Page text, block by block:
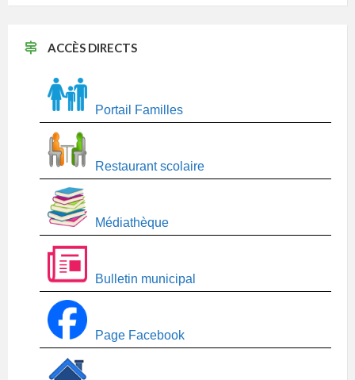
ACCÈS DIRECTS
Portail Familles
Restaurant scolaire
Médiathèque
Bulletin municipal
Page Facebook